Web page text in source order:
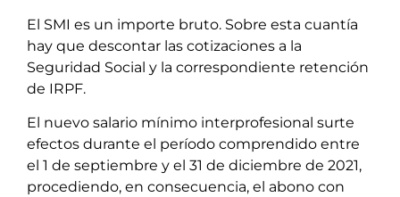
El SMI es un importe bruto. Sobre esta cuantía
hay que descontar las cotizaciones a la
Seguridad Social y la correspondiente retención
de IRPF.
El nuevo salario mínimo interprofesional surte
efectos durante el período comprendido entre
el 1 de septiembre y el 31 de diciembre de 2021,
procediendo, en consecuencia, el abono con